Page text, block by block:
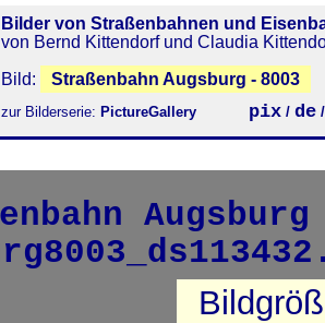
Bilder von Straßenbahnen und
von Bernd Kittendorf und Claudia
Bild:
Straßenbahn Augsburg - 8003
zur Bilderserie: PictureGallery pix / de